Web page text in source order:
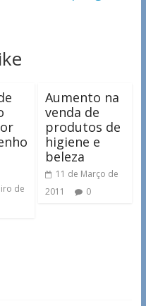
de
Aumento na
venda de
produtos de
higiene e
beleza
11 de Março de
2011
0